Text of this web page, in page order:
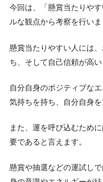
今回は、「懸賞当たりや
ルな観点から考察を行いま
懸賞当たりやすい人には
ち、そして自己信頼が高
自分自身のポジティブな
気持ちを持ち、自分自身
また、運を呼び込むため
要であると言えます。
懸賞や抽選などの運試し